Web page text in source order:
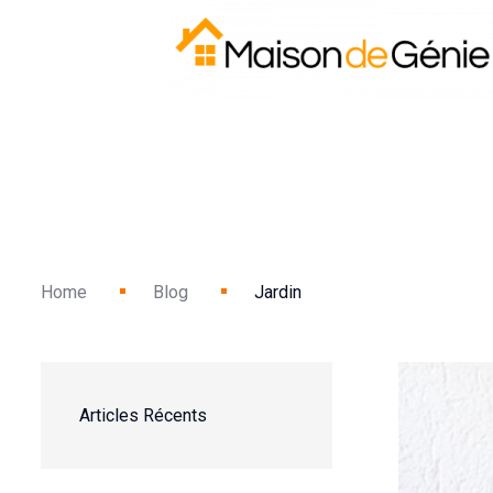
Home Blog Jardin
Articles Récents